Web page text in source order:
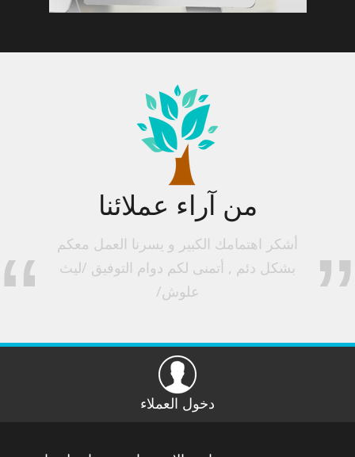
من آراء عملائنا
“ ”
أشكر اهتمامك الكبير و يسرنا العمل معكم
بشكل دئم , أتمنى لكم دوام التوفيق /ليث
علوش/
دخول العملاء